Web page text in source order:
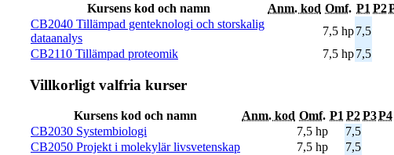
Kursens kod och namn Anm. kod Omf. P1 P2
CB2040 Tillämpad genteknologi och storskalig
dataanalys
7,5 hp7,5
CB2110 Tillämpad proteomik
7,5 hp7,5
Villkorligt valfria kurser
Kursens kod och namn Anm. kod Omf. P1 P2P3P4
CB2030 Systembiologi
7,5 hp
7,5
CB2050 Projekt i molekylär livsvetenskap
7,5 hp
7,5